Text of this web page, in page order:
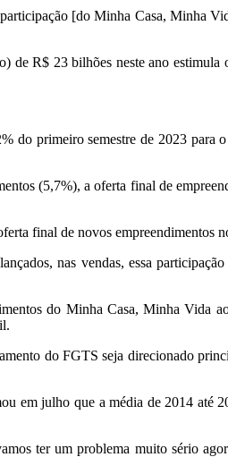
[do Minha Casa, Minha
R$ 23 bilhões neste ano
primeiro semestre de 2023 para
(5,7%), a oferta final de
final de novos empreendimentos
nas vendas, essa
do Minha Casa, Minha Vida
do FGTS seja direcionado
em julho que a média de 2014 até
ter um problema muito sério